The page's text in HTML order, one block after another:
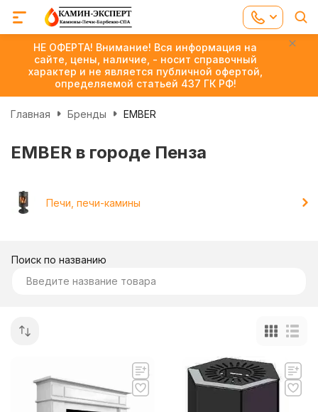
НЕ ОФЕРТА! Внимание! Вся информация на
сайте, цены, наличие, - носит справочный
характер и не является публичной офертой,
определяемой статьей 437 ГК РФ!
Главная Бренды EMBER
EMBER в городе Пенза
Печи, печи-камины
Поиск по названию